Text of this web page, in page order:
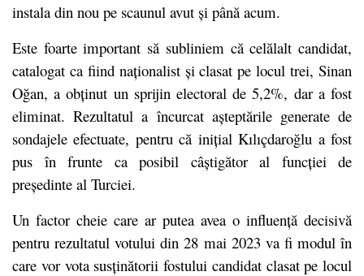
instala din nou pe scaunul avut și până acum.
Este foarte important să subliniem că celălalt candidat,
catalogat ca fiind naționalist și clasat pe locul trei, Sinan
Oğan, a obținut un sprijin electoral de 5,2%, dar a fost
eliminat. Rezultatul a încurcat așteptările generate de
sondajele efectuate, pentru că inițial Kılıçdaroğlu a fost
pus în frunte ca posibil câștigător al funcției de
președinte al Turciei.
Un factor cheie care ar putea avea o influență decisivă
pentru rezultatul votului din 28 mai 2023 va fi modul în
care vor vota susținătorii fostului candidat clasat pe locul